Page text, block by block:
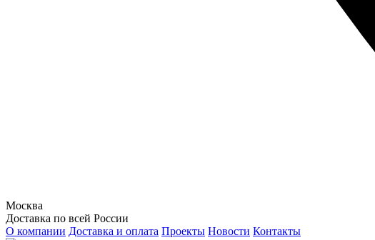
Москва
Доставка по всей России
О компании Доставка и оплата Проекты Новости Контакты